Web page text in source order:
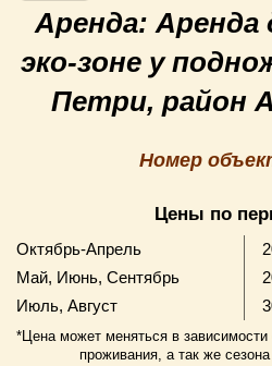
Аренда: Аренда
эко-зоне у
Петри, район
Номер
Цены по
Октябрь-Апрель
Май, Июнь, Сентябрь
Июль, Август
*Цена может меняться в зависимости
проживания, а так же